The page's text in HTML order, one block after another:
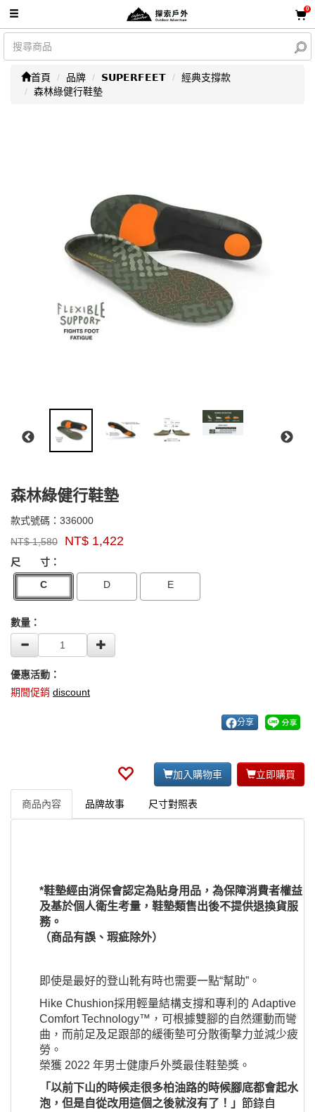
0
首頁 品牌 𝗦𝗨𝗣𝗘𝗥𝗙𝗘𝗘𝗧
經典支撐款
森林綠健行鞋墊
森林綠健行鞋墊
款式號碼： 336000336000
牌：
SUPERfeet
NT$1,580 NT$ 1,422
GOODS000000000000004293415
尺 寸：
C
D E
數量：
優惠活動：
期間促銷 discount
分享
加入購物車 立即購買
商品內容 品牌故事 尺寸對照表
*鞋墊經由消保會認定為貼身用品，為保障消費者權益
及基於個人衛生考量，鞋墊類售出後不提供退換貨服
務。
（商品有誤、瑕疵除外）
即使是最好的登山靴有時也需要一點“幫助”。
Hike Chushion採用輕量結構支撐和專利的 Adaptive
Comfort Technology™，可根據雙腳的自然運動而彎
曲，而前足及足跟部的緩衝墊可分散衝擊力並減少疲
勞。
榮獲 2022 年男士健康戶外獎最佳鞋墊獎。
「以前下山的時候走很多柏油路的時候腳底都會起水
泡，但是自從改用這個之後就沒有了！」 節錄自